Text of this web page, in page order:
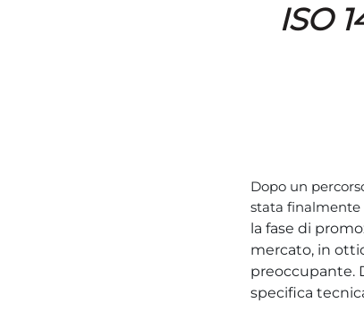
ISO
Dopo un
stata finalmente
la fase di
mercato, in
preoccupante.
specifica